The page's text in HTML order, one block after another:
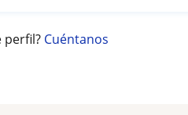
perfil? Cuéntanos